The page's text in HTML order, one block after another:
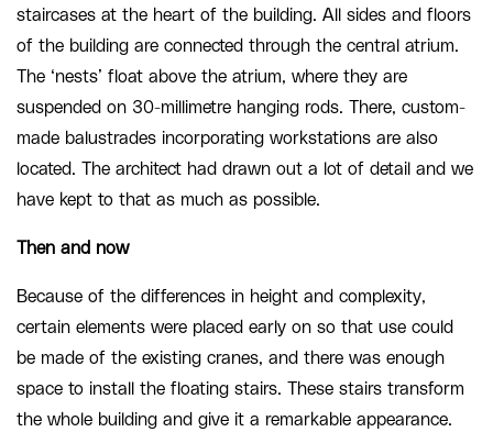
staircases at the heart of the building. All sides and floors
of the building are connected through the central atrium.
The ‘nests’ float above the atrium, where they are
suspended on 30-millimetre hanging rods. There, custom-
made balustrades incorporating workstations are also
located. The architect had drawn out a lot of detail and we
have kept to that as much as possible.
Then and now
Because of the differences in height and complexity,
certain elements were placed early on so that use could
be made of the existing cranes, and there was enough
space to install the floating stairs. These stairs transform
the whole building and give it a remarkable appearance.